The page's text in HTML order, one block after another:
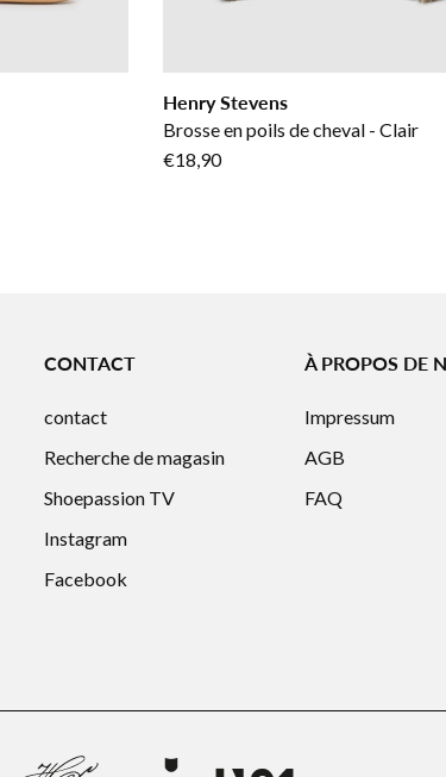
Henry Stevens
Brosse en poils de cheval - Clair
€18,90
CONTACT
contact
Recherche de magasin
Shoepassion TV
Instagram
Facebook
À PROPOS DE
Impressum
AGB
FAQ